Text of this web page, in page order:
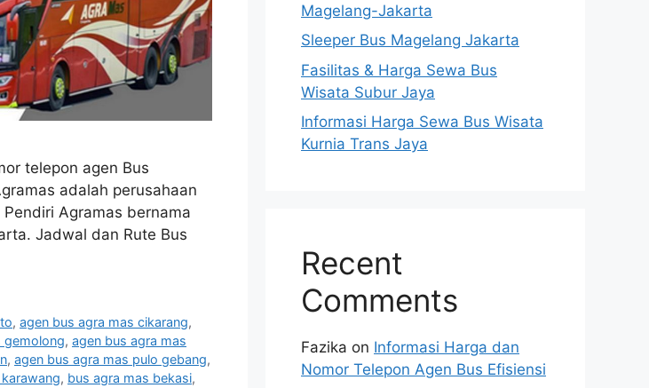
telepon agen Bus
adalah perusahaan
Agramas bernama
Jadwal dan Rute Bus
,agen bus agra mas cikarang,
gemolong, agen bus agra mas
, agen bus agra mas pulo gebang,
, bus agra mas bekasi,
Magelang-Jakarta
Sleeper Bus Magelang Jakarta
Fasilitas & Harga Sewa Bus
Wisata Subur Jaya
Informasi Harga Sewa Bus Wisata
Kurnia Trans Jaya
Recent
Comments
Fazika on Informasi Harga dan
Nomor Telepon Agen Bus Efisiensi